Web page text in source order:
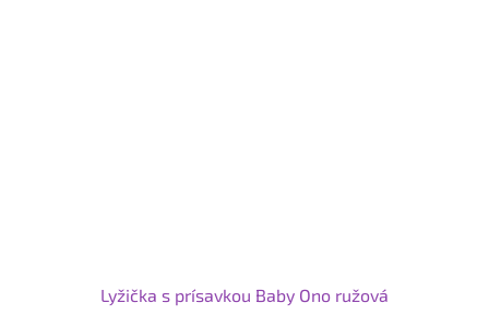
Lyžička s prísavkou Baby Ono ružová